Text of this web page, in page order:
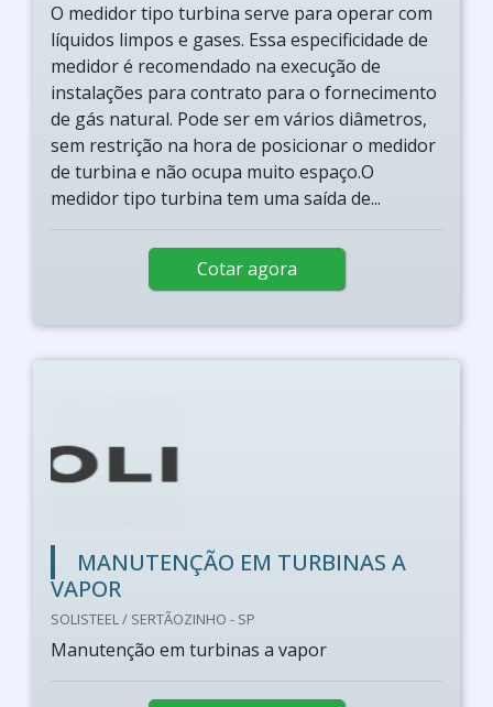
O medidor tipo turbina serve para operar com
líquidos limpos e gases. Essa especificidade de
medidor é recomendado na execução de
instalações para contrato para o fornecimento
de gás natural. Pode ser em vários diâmetros,
sem restrição na hora de posicionar o medidor
de turbina e não ocupa muito espaço.O
medidor tipo turbina tem uma saída de...
Cotar agora
MANUTENÇÃO EM TURBINAS A
VAPOR
SOLISTEEL / SERTÃOZINHO - SP
Manutenção em turbinas a vapor